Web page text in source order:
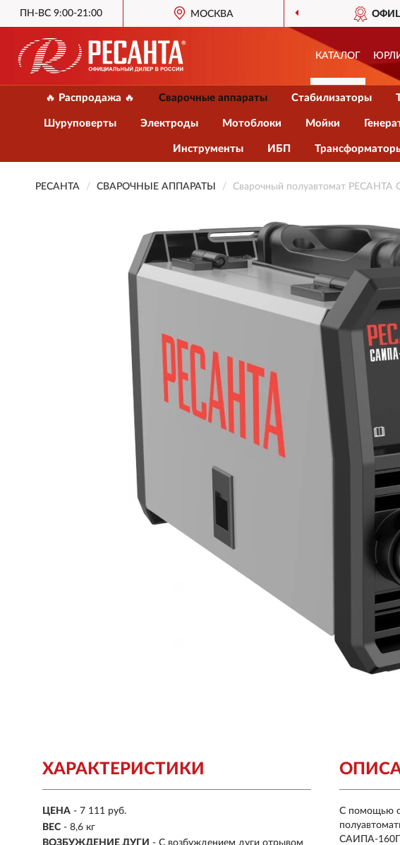
ПН-ВС 9:00-21:00 МОСКВА
КАТАЛОГ
🔥 Распродажа 🔥 Сварочные аппараты Стабилизаторы
Шуруповерты Электроды Мотоблоки Мойки
Инструменты ИБП
РЕСАНТА СВАРОЧНЫЕ АППАРАТЫ Сварочный полуавтомат
ХАРАКТЕРИСТИКИ
ЦЕНА - 7 111 руб.
ВЕС - 8,6 кг
С помощью
САИПА-160П/